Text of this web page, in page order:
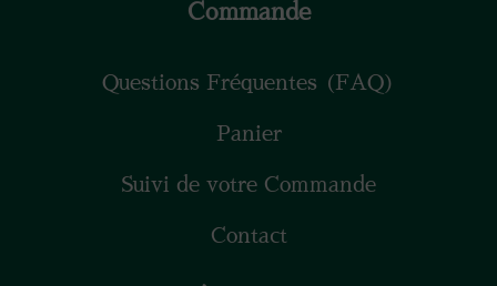
Commande
Questions Fréquentes (FAQ)
Panier
Suivi de votre Commande
Contact